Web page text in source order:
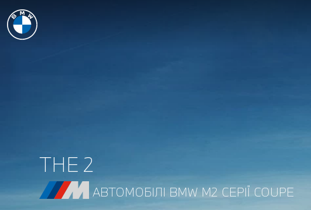
THE 2
АВТОМОБІЛІ BMW M2 СЕРІЇ COUPE